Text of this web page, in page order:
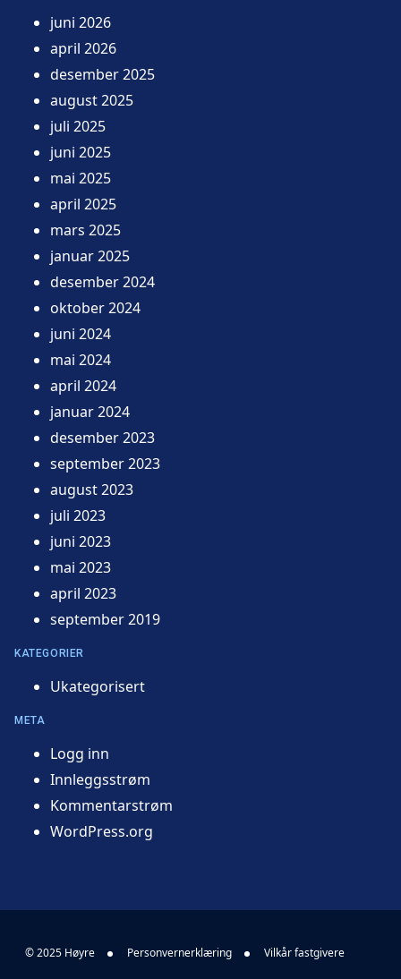
juni 2026
april 2026
desember 2025
august 2025
juli 2025
juni 2025
mai 2025
april 2025
mars 2025
januar 2025
desember 2024
oktober 2024
juni 2024
mai 2024
april 2024
januar 2024
desember 2023
september 2023
august 2023
juli 2023
juni 2023
mai 2023
april 2023
september 2019
KATEGORIER
Ukategorisert
META
Logg inn
Innleggsstrøm
Kommentarstrøm
WordPress.org
© 2025 Høyre Personvernerklæring Vilkår fastgivere